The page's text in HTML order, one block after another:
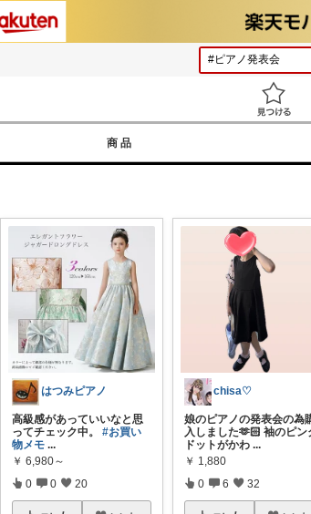
商品
はつみピアノ
高級感があっていいなと思
ってチェック中。#お買い
物メモ ...
￥ 6,980～
0 0 20
chisa♡
娘のピアノの発表会の為
入しました🫶🏻 袖のピン
ドットがかわ ...
￥ 1,880
0 6 32